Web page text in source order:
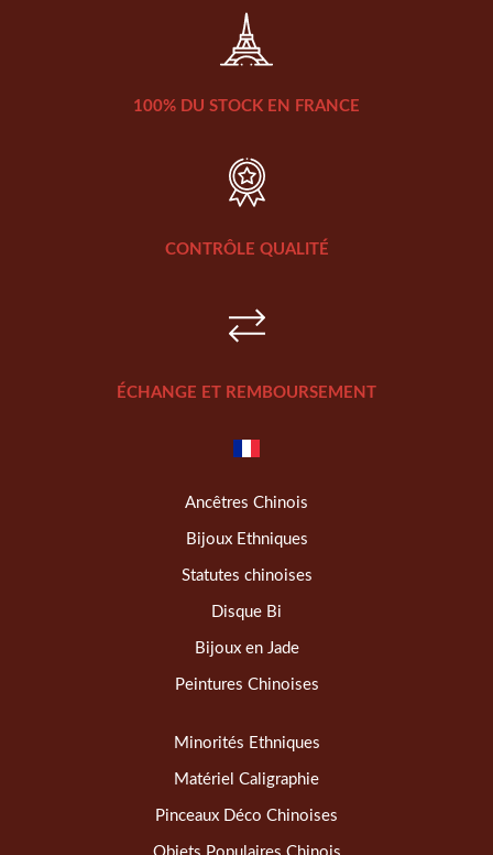
100% DU STOCK EN FRANCE
CONTRÔLE QUALITÉ
ÉCHANGE ET REMBOURSEMENT
Ancêtres Chinois
Bijoux Ethniques
Statutes chinoises
Disque Bi
Bijoux en Jade
Peintures Chinoises
Minorités Ethniques
Matériel Caligraphie
Pinceaux Déco Chinoises